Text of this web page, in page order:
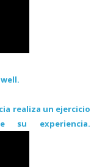
realiza un ejercicio
experiencia.